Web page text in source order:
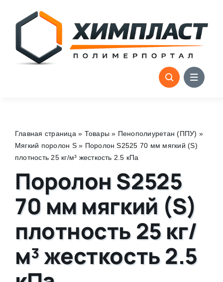
content
Главная страница » Товары » Пенополиуретан (ППУ) »
Мягкий поролон S» Поролон S2525 70 мм мягкий (S)
плотность 25 кг/м³ жесткость 2.5 кПа
Поролон S2525
70 мм мягкий (S)
плотность 25 кг/
м³ жесткость 2.5